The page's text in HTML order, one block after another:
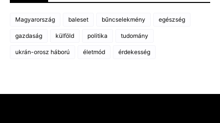
Magyarország baleset bűncselekmény egészség
gazdaság külföld politika tudomány
ukrán-orosz háború életmód érdekesség